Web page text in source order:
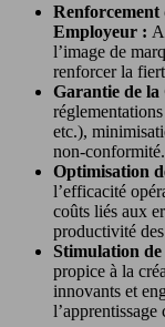
Employeur :
l’image de
renforcer la
Garantie de
etc.),
non-conformité.
Optimisation
l’efficacité
coûts liés aux
productivité
Stimulation
propice à la
innovants et
l’apprentissage